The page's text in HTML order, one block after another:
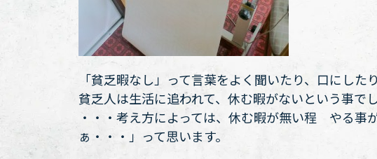
「貧乏暇なし」って言葉をよく聞いたり、口にした
貧乏人は生活に追われて、休む暇がないという事でし
・・・考え方によっては、休む暇が無い程 やる
ぁ・・・」って思います。